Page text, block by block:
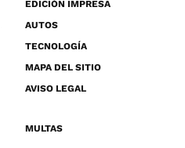
EDICIÓN IMPRESA
AUTOS
TECNOLOGÍA
MAPA DEL SITIO
AVISO LEGAL
MULTAS